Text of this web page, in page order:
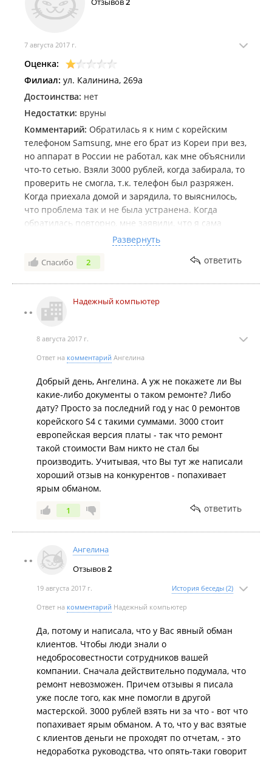
7 августа 2017 г.
Оценка:
Филиал: ул. Калинина, 269а
Достоинства: нет
Недостатки: вруны
Комментарий: Обратилась я к ним с корейским
телефоном Samsung, мне его брат из Кореи при вез,
но аппарат в России не работал, как мне объяснили
что-то сетью. Взяли 3000 рублей, когда забирала, то
проверить не смогла, т.к. телефон был разряжен.
Когда приехала домой и зарядила, то выяснилось,
что проблема так и не была устранена. Когда
обратилась повторно, мне заявили, что я сама
виновата, что не проверила, когда забирала, деньги
мне естественно не вернули. После этого я
обратилась в другой сервис и мне сделали мой
обращаться, это просто надувательство какое-то
Развернуть
Спасибо 2 ответить
Надежный компьютер
8 августа 2017 г.
Ответ на комментарий Ангелина
Добрый день, Ангелина. А уж не покажете ли Вы
какие-либо документы о таком ремонте? Либо
дату? Просто за последний год у нас 0 ремонтов
корейского S4 с такими суммами. 3000 стоит
европейская версия платы - так что ремонт
такой стоимости Вам никто не стал бы
производить. Учитывая, что Вы тут же написали
хороший отзыв на конкурентов - попахивает
ярым обманом.
1 ответить
Ангелина
Отзывов2
19 августа 2017 г. История беседы (2)
Ответ на комментарий Надежный компьютер
Да, потому и написала, что у Вас явный обман
клиентов. Чтобы люди знали о
недобросовестности сотрудников вашей
компании. Сначала действительно подумала, что
ремонт невозможен. Причем отзывы я писала
уже после того, как мне помогли в другой
мастерской. 3000 рублей взять ни за что - вот что
попахивает ярым обманом. А то, что у вас взятые
с клиентов деньги не проходят по отчетам, - это
недоработка руководства, что опять-таки говорит